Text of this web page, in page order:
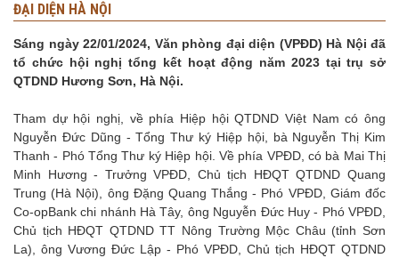
ĐẠI DIỆN HÀ NỘI
Sáng ngày 22/01/2024, Văn phòng đại diện (VPĐD) Hà Nội đã
tổ chức hội nghị tổng kết hoạt động năm 2023 tại trụ sở
QTDND Hương Sơn, Hà Nội.
Tham dự hội nghị, về phía Hiệp hội QTDND Việt Nam có ông
Nguyễn Đức Dũng - Tổng Thư ký Hiệp hội, bà Nguyễn Thị Kim
Thanh - Phó Tổng Thư ký Hiệp hội. Về phía VPĐD, có bà Mai Thị
Minh Hương - Trưởng VPĐD, Chủ tịch HĐQT QTDND Quang
Trung (Hà Nội), ông Đặng Quang Thắng - Phó VPĐD, Giám đốc
Co-opBank chi nhánh Hà Tây, ông Nguyễn Đức Huy - Phó VPĐD,
Chủ tịch HĐQT QTDND TT Nông Trường Mộc Châu (tỉnh Sơn
La), ông Vương Đức Lập - Phó VPĐD, Chủ tịch HĐQT QTDND